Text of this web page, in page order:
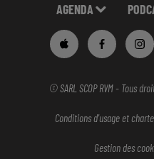
AGENDA
© SARL SCOP RVM - Tous
Conditions d'usage et
Gestion des